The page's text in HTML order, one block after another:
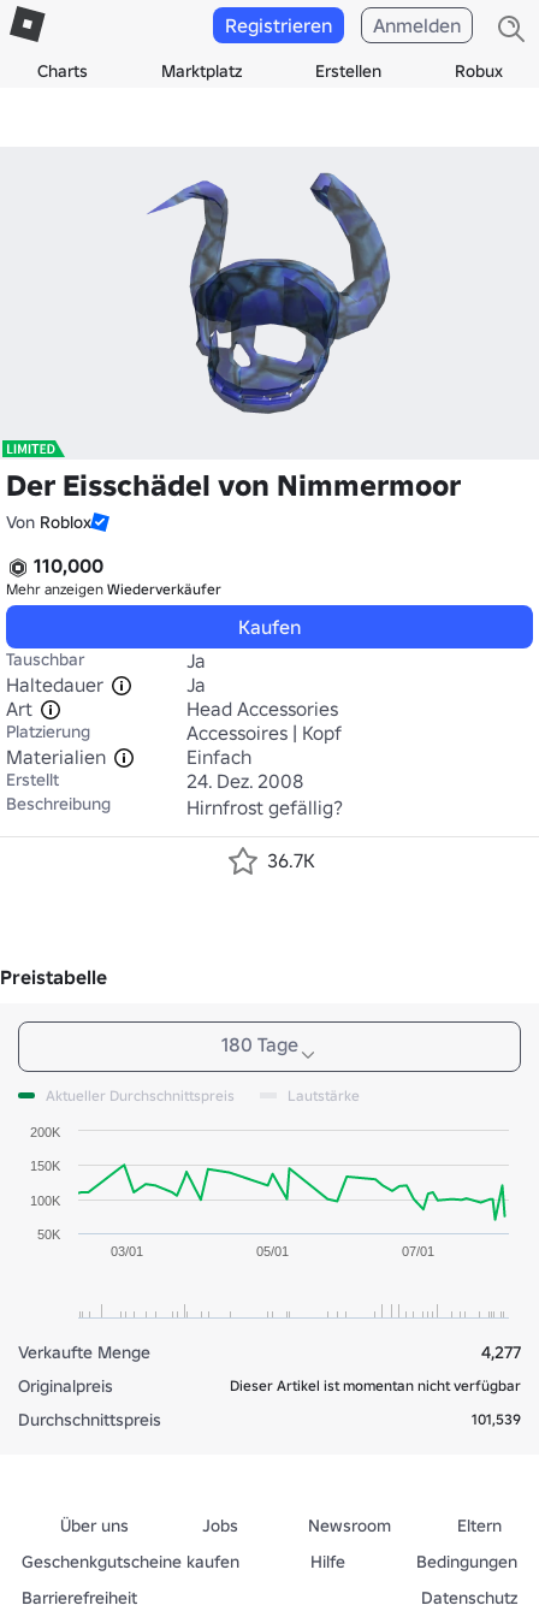
Charts Marktplatz Erstellen Robux
Registrieren Anmelden
Der Eisschädel von Nimmermoor
Von Roblox
110,000
Mehr anzeigen Wiederverkäufer
Kaufen
Tauschbar
Ja
Haltedauer
Ja
Art
Head Accessories
Platzierung
Accessoires | Kopf
Materialien
Einfach
Erstellt 24. Dez. 2008
Beschreibung Hirnfrost gefällig?
36.7K
Preistabelle
180 Tage
Aktueller Durchschnittspreis Lautstärke
03/01 05/01 07/01
100K
200K
50K
150K
Verkaufte Menge
4,277
Originalpreis
Dieser Artikel ist momentan nicht verfügbar
Durchschnittspreis 101,539
Über uns Jobs Newsroom
Eltern
Geschenkgutscheine kaufen
Hilfe
Bedingungen
Barrierefreiheit
Datenschutz